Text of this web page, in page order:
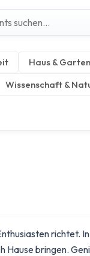
Haus & Garten
Wissenschaft &
richtet.
bringen.